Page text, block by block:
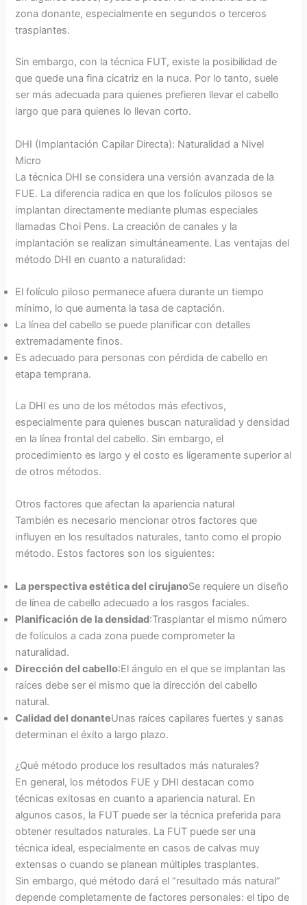
zona donante, especialmente en segundos o terceros
trasplantes.
Sin embargo, con la técnica FUT, existe la posibilidad de
que quede una fina cicatriz en la nuca. Por lo tanto, suele
ser más adecuada para quienes prefieren llevar el cabello
largo que para quienes lo llevan corto.
DHI (Implantación Capilar Directa): Naturalidad a Nivel
Micro
La técnica DHI se considera una versión avanzada de la
FUE. La diferencia radica en que los folículos pilosos se
implantan directamente mediante plumas especiales
llamadas Choi Pens. La creación de canales y la
implantación se realizan simultáneamente. Las ventajas del
método DHI en cuanto a naturalidad:
El folículo piloso permanece afuera durante un tiempo
mínimo, lo que aumenta la tasa de captación.
La línea del cabello se puede planificar con detalles
extremadamente finos.
Es adecuado para personas con pérdida de cabello en
etapa temprana.
La DHI es uno de los métodos más efectivos,
especialmente para quienes buscan naturalidad y densidad
en la línea frontal del cabello. Sin embargo, el
procedimiento es largo y el costo es ligeramente superior al
de otros métodos.
Otros factores que afectan la apariencia natural
También es necesario mencionar otros factores que
influyen en los resultados naturales, tanto como el propio
método. Estos factores son los siguientes:
La perspectiva estética del cirujanoSe requiere un diseño
de línea de cabello adecuado a los rasgos faciales.
Planificación de la densidad:Trasplantar el mismo número
de folículos a cada zona puede comprometer la
naturalidad.
Dirección del cabello:El ángulo en el que se implantan las
raíces debe ser el mismo que la dirección del cabello
natural.
Calidad del donanteUnas raíces capilares fuertes y sanas
determinan el éxito a largo plazo.
¿Qué método produce los resultados más naturales?
En general, los métodos FUE y DHI destacan como
técnicas exitosas en cuanto a apariencia natural. En
algunos casos, la FUT puede ser la técnica preferida para
obtener resultados naturales. La FUT puede ser una
técnica ideal, especialmente en casos de calvas muy
extensas o cuando se planean múltiples trasplantes.
Sin embargo, qué método dará el “resultado más natural”
depende completamente de factores personales: el tipo de